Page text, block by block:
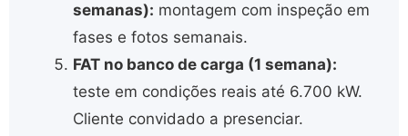
semanas): montagem com inspeção em
fases e fotos semanais.
FAT no banco de carga (1 semana):
teste em condições reais até 6.700 kW.
Cliente convidado a presenciar.